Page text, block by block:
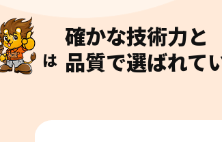
は
確かな技術力と
品質で選ばれて